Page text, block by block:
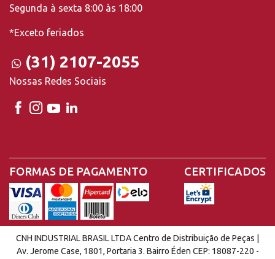
Segunda à sexta 8:00 às 18:00
*Exceto feriados
(31) 2107-2055
Nossas Redes Sociais
FORMAS DE PAGAMENTO CERTIFICADOS
CNH INDUSTRIAL BRASIL LTDA Centro de Distribuição de Peças |
Av. Jerome Case, 1801, Portaria 3. Bairro Éden CEP: 18087-220 -